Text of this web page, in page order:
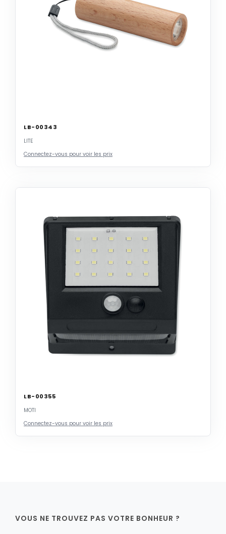
LB-00343
LITE
Connectez-vous pour voir les prix
LB-00355
MOTI
Connectez-vous pour voir les prix
VOUS NE TROUVEZ PAS VOTRE BONHEUR ?